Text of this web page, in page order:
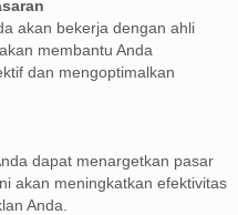
akan bekerja dengan ahli
membantu Anda
dan mengoptimalkan
dapat menargetkan pasar
akan meningkatkan efektivitas
Anda.